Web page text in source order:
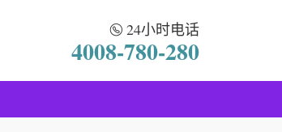
24小时电话
4008-780-280